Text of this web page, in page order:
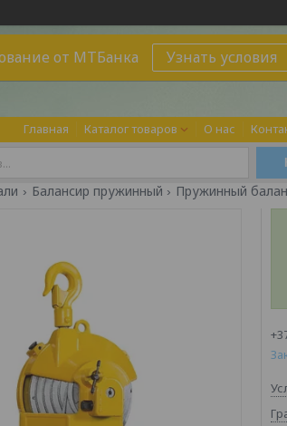
от МТБанка Узнать условия
Главная Каталог товаров О нас
Балансир пружинный Пружинный